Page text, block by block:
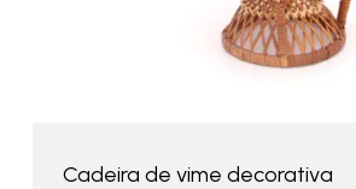
Cadeira de vime decorativa